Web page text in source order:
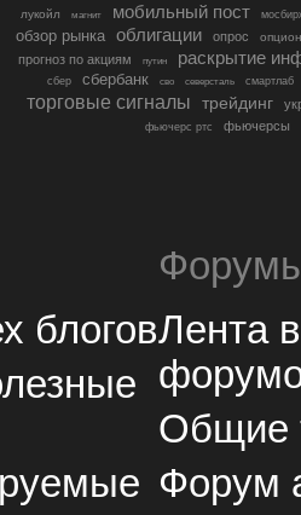
лукойл
магнит мобильный пост
обзор рынка облигации опрос
прогноз по акциям путин раскрытие
сбер сбербанк сво северсталь смартлаб
торговые сигналы трейдинг
фьючерс ртс фьючерсы
блоговЛента
Общие
Форум